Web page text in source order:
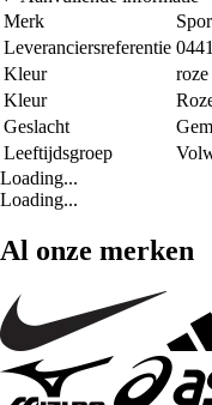
Merk
Leveranciersreferentie
Kleur
roze
Kleur
Geslacht
Leeftijdsgroep
Loading...
Loading...
Al onze merken